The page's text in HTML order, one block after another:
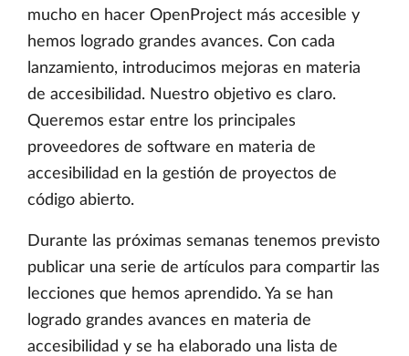
mucho en hacer OpenProject más accesible y
hemos logrado grandes avances. Con cada
lanzamiento, introducimos mejoras en materia
de accesibilidad. Nuestro objetivo es claro.
Queremos estar entre los principales
proveedores de software en materia de
accesibilidad en la gestión de proyectos de
código abierto.
Durante las próximas semanas tenemos previsto
publicar una serie de artículos para compartir las
lecciones que hemos aprendido. Ya se han
logrado grandes avances en materia de
accesibilidad y se ha elaborado una lista de